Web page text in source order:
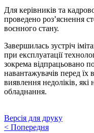
Для керівників та
проведено роз’яснення
воєнного стану.
Завершилась зустріч
при експлуатації
зокрема відпрацьовано
навантажувачів перед їх
виявлення недоліків,
обладнання.
Версія для друку
< Попередня